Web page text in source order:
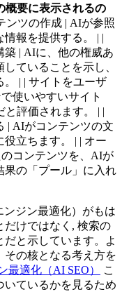
概要に表示されるの
ンツの作成 | AIが参照
情報を提供する。 | |
| AIに、他の権威あ
ていることを示し、
。 | | サイトをユーザ
使いやすいサイト
と評価されます。 | |
| AIがコンテンツの文
役立ちます。 | | オー
コンテンツを、AIが
果の「プール」に入れ
ンジン最適化）がもは
だけではなく, 検索の
と示しています。よ
その核となる考え方を
最適化（AI SEO）
こ
ているかを見るため